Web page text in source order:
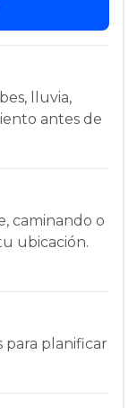
lluvia,
antes de
caminando o
ubicación.
para planificar